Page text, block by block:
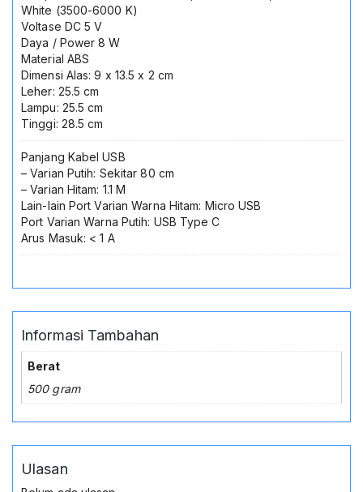
White (3500-6000 K)
Voltase DC 5 V
Daya / Power 8 W
Material ABS
Dimensi Alas: 9 x 13.5 x 2 cm
Leher: 25.5 cm
Lampu: 25.5 cm
Tinggi: 28.5 cm
Panjang Kabel USB
– Varian Putih: Sekitar 80 cm
– Varian Hitam: 1.1 M
Lain-lain Port Varian Warna Hitam: Micro USB
Port Varian Warna Putih: USB Type C
Arus Masuk: < 1 A
Informasi Tambahan
Berat
500 gram
Ulasan